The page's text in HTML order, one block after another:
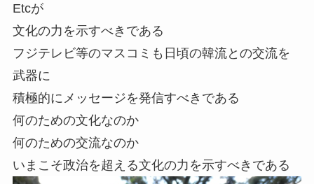
Etcが
文化の力を示すべきである
フジテレビ等のマスコミも日頃の韓流との交流を
武器に
積極的にメッセージを発信すべきである
何のための文化なのか
何のための交流なのか
いまこそ政治を超える文化の力を示すべきである